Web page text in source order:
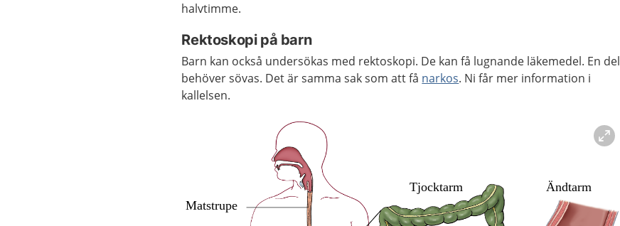
halvtimme.
Rektoskopi på barn
Barn kan också undersökas med rektoskopi. De kan få lugnande läkemedel. En del
behöver sövas. Det är samma sak som att få narkos. Ni får mer information i
kallelsen.